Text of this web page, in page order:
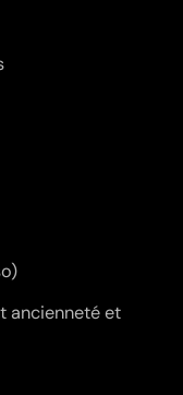
ancienneté et